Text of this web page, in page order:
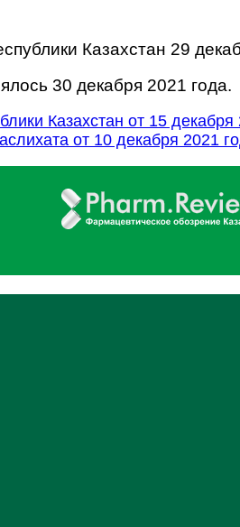
Казахстан 29
30 декабря 2021 года.
Казахстан от 15
от 10 декабря 2021